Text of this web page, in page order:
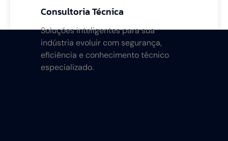
Consultoria Técnica
Soluções inteligentes para sua
indústria evoluir com segurança,
eficiência e conhecimento técnico
especializado.